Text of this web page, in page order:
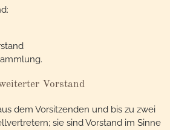
Vorstand
dem Vorsitzenden und bis zu zwei
sie sind Vorstand im Sinne